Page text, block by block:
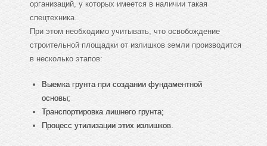
организаций, у которых имеется в наличии такая
спецтехника.
При этом необходимо учитывать, что освобождение
строительной площадки от излишков земли производится
в несколько этапов:
Выемка грунта при создании фундаментной
основы;
Транспортировка лишнего грунта;
Процесс утилизации этих излишков.